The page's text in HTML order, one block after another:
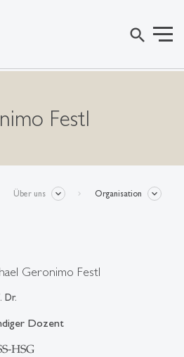
search
Festl
Über uns Organisation
Geronimo Festl
Dr.
Dozent
HSG